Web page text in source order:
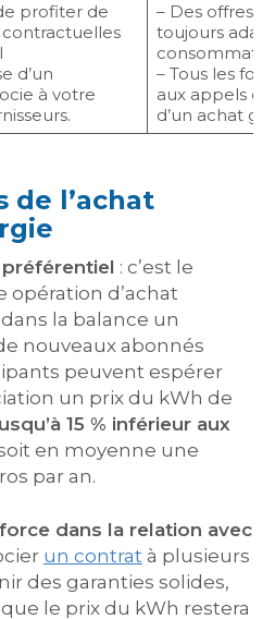
profiter de
d’un
à votre
– Des offres
toujours
– Tous les
aux appels
d’un achat
de l’achat
préférentiel : c’est le
opération d’achat
la balance un
nouveaux abonnés
peuvent espérer
un prix du kWh de
15 % inférieur aux
en moyenne une
par an.
dans la relation avec
un contrat à plusieurs
des garanties solides,
le prix du kWh restera